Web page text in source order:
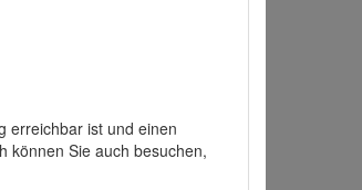
erreichbar ist und einen
können Sie auch besuchen,